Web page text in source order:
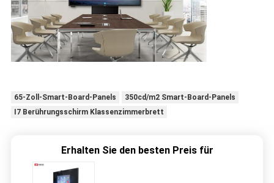
65-Zoll-Smart-Board-Panels
350cd/m2 Smart-Board-Panels
I7 Berührungsschirm Klassenzimmerbrett
Erhalten Sie den besten Preis für